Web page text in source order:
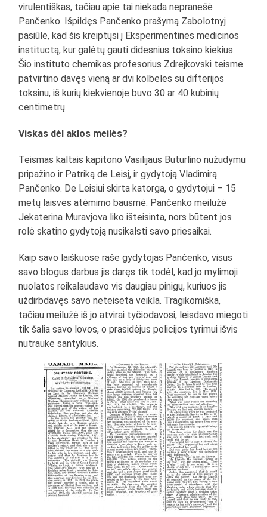
virulentiškas, tačiau apie tai niekada nepranešė
Pančenko. Išpildęs Pančenko prašymą Zabolotnyj
pasiūlė, kad šis kreiptųsi į Eksperimentinės medicinos
instituctą, kur galėtų gauti didesnius toksino kiekius.
Šio instituto chemikas profesorius Zdrejkovski teisme
patvirtino davęs vieną ar dvi kolbeles su difterijos
toksinu, iš kurių kiekvienoje buvo 30 ar 40 kubinių
centimetrų.
Viskas dėl aklos meilės?
Teismas kaltais kapitono Vasilijaus Buturlino nužudymu
pripažino ir Patriką de Leisį, ir gydytoją Vladimirą
Pančenko. De Leisiui skirta katorga, o gydytojui – 15
metų laisvės atėmimo bausmė. Pančenko meilužė
Jekaterina Muravjova liko išteisinta, nors būtent jos
rolė skatino gydytoją nusikalsti savo priesaikai.
Kaip savo laiškuose rašė gydytojas Pančenko, visus
savo blogus darbus jis daręs tik todėl, kad jo mylimoji
nuolatos reikalaudavo vis daugiau pinigų, kuriuos jis
uždirbdavęs savo neteisėta veikla. Tragikomiška,
tačiau meilužė iš jo atvirai tyčiodavosi, leisdavo miegoti
tik šalia savo lovos, o prasidėjus policijos tyrimui išvis
nutraukė santykius.